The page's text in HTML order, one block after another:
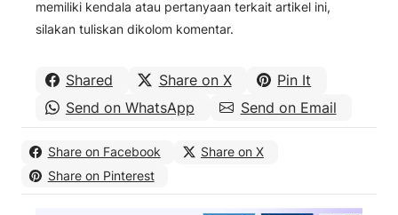
memiliki kendala atau pertanyaan terkait artikel ini,
silakan tuliskan dikolom komentar.
Shared Share on X
Pin It
Send on WhatsApp
Send on Email
Share on Facebook
Share on X
Share on Pinterest